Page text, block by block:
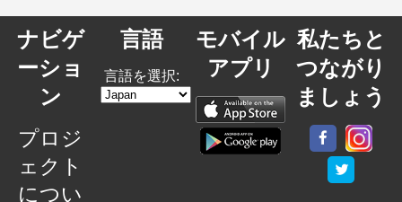
ナビゲ
ーショ
ン
プロジ
ェクト
につい
言語
言語を選択:
モバイル
アプリ
私たちと
つながり
ましょう